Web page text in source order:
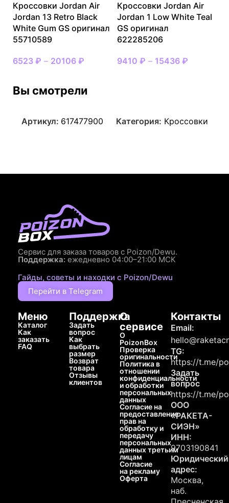
Кроссовки Jordan Air
Jordan 13 Retro Black
White Gum GS оригинал
55710589
6523 ₽ – 20106 ₽
Кроссовки Jordan Air
Jordan 1 Low White Teal
GS оригинал
622285206
9410 ₽ – 15436 ₽
Вы смотрели
Артикул: 617477900 Категория: Кроссовки
Сервис для заказа товаров с Poizon/Dewu.
Поддержка: ежедневно 04:00–21:00 МСК
Гайды, советы и находки с Poizon/Dewu
Перейти в Telegram
Меню
Каталог
Как
заказать
FAQ
Поддержка
Задать
вопрос
Как
выбрать
размер
Возврат
товара
Отзывы
клиентов
О
сервисе
О
PoizonBox
Проверка
оригинальности
Политика в
отношении
конфиденциальности
и обработки
персональных
данных
Согласие на
предоставление
прав на
обработку и
передачу
персональных
данных третьим
лицам
Согласие
на рекламу
Оферта
Контакты
Email:
TG:
https://t.me/
Задать
вопрос
https://t.me/
ООО
«РАКЕТА-
СИЭН»
ИНН:
9703190841
Юридический
адрес:
Москва,
наб.